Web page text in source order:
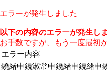
エラーが発生しました
以下の内容のエラーが発生し
お手数ですが、もう一度最初
エラー内容
鐃緒申鐃淑常申鐃緒申鐃緒申